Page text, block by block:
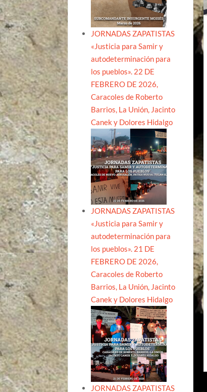
JORNADAS ZAPATISTAS
«Justicia para Samir y
autodeterminación para
los pueblos». 22 DE
FEBRERO DE 2026,
Caracoles de Roberto
Barrios, La Unión, Jacinto
Canek y Dolores Hidalgo
JORNADAS ZAPATISTAS
«Justicia para Samir y
autodeterminación para
los pueblos». 21 DE
FEBRERO DE 2026,
Caracoles de Roberto
Barrios, La Unión, Jacinto
Canek y Dolores Hidalgo
JORNADAS ZAPATISTAS